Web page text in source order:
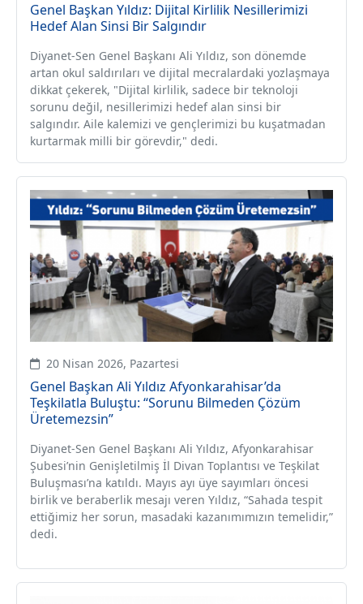
Genel Başkan Yıldız: Dijital Kirlilik Nesillerimizi
Hedef Alan Sinsi Bir Salgındır
Diyanet-Sen Genel Başkanı Ali Yıldız, son dönemde
artan okul saldırıları ve dijital mecralardaki yozlaşmaya
dikkat çekerek, "Dijital kirlilik, sadece bir teknoloji
sorunu değil, nesillerimizi hedef alan sinsi bir
salgındır. Aile kalemizi ve gençlerimizi bu kuşatmadan
kurtarmak milli bir görevdir," dedi.
20 Nisan 2026, Pazartesi
Genel Başkan Ali Yıldız Afyonkarahisar’da
Teşkilatla Buluştu: “Sorunu Bilmeden Çözüm
Üretemezsin”
Diyanet-Sen Genel Başkanı Ali Yıldız, Afyonkarahisar
Şubesi’nin Genişletilmiş İl Divan Toplantısı ve Teşkilat
Buluşması’na katıldı. Mayıs ayı üye sayımları öncesi
birlik ve beraberlik mesajı veren Yıldız, “Sahada tespit
ettiğimiz her sorun, masadaki kazanımımızın temelidir,”
dedi.